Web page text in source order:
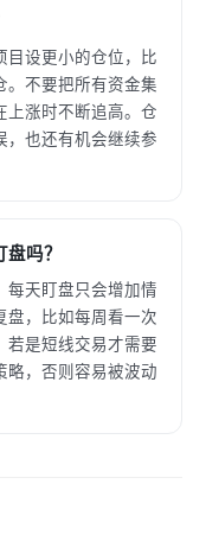
目设更小的仓位，比
。不要把所有资金集
上涨时不断追高。仓
，也还有机会继续参
吗？
每天盯盘只会增加情
盘，比如每周看一次
若是短线交易才需要
略，否则容易被波动